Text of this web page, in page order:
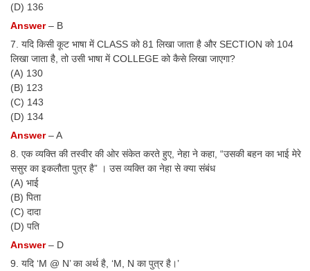
(D) 136
Answer– B
7. यदि किसी कूट भाषा में CLASS को 81 लिखा जाता है और SECTION को 104
लिखा जाता है, तो उसी भाषा में COLLEGE को कैसे लिखा जाएगा?
(A) 130
(B) 123
(C) 143
(D) 134
Answer– A
8. एक व्यक्ति की तस्वीर की ओर संकेत करते हुए, नेहा ने कहा, “उसकी बहन का भाई मेरे
ससुर का इकलौता पुत्र है” । उस व्यक्ति का नेहा से क्या संबंध
(A) भाई
(B) पिता
(C) दादा
(D) पति
Answer– D
9. यदि ‘M @ N’ का अर्थ है, ‘M, N का पुत्र है।’